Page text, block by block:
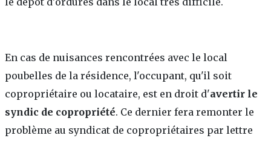
En cas de nuisances rencontrées avec le local
poubelles de la résidence, l'occupant, qu'il soit
copropriétaire ou locataire, est en droit d'avertir le
syndic de copropriété. Ce dernier fera remonter le
problème au syndicat de copropriétaires par lettre